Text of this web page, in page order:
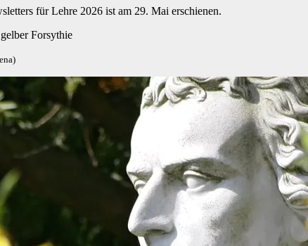
für Lehre 2026 ist am 29. Mai erschienen.
Forsythie